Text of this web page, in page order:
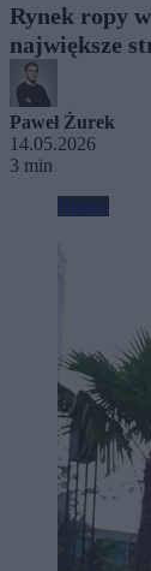
Rynek ropy
największe
Paweł Żurek
14.05.2026
3 min
Biznes